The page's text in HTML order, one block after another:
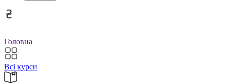
Головна
Всі курси